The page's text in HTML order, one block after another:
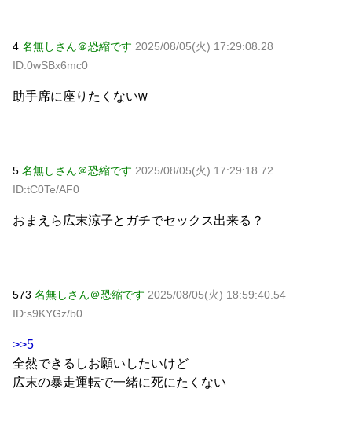
4 名無しさん＠恐縮です 2025/08/05(火) 17:29:08.28
ID:0wSBx6mc0
助手席に座りたくないw
5 名無しさん＠恐縮です 2025/08/05(火) 17:29:18.72
ID:tC0Te/AF0
おまえら広末涼子とガチでセックス出来る？
573 名無しさん＠恐縮です 2025/08/05(火) 18:59:40.54
ID:s9KYGz/b0
>>5
全然できるしお願いしたいけど
広末の暴走運転で一緒に死にたくない